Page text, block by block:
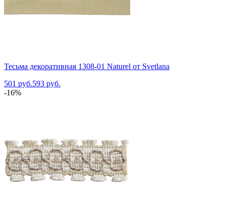
Тесьма декоративная 1308-01 Naturel от Svetlana
501 руб.593 руб.
-16%